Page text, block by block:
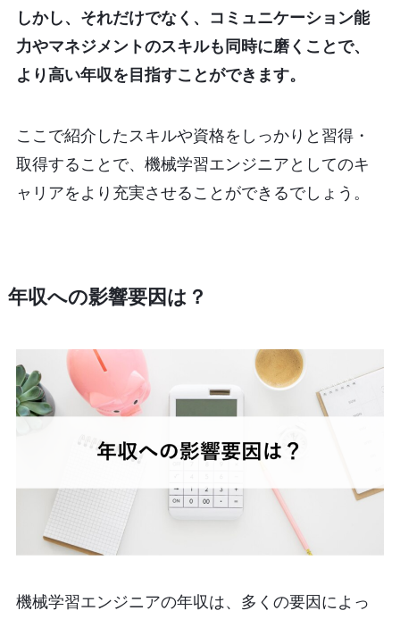
しかし、それだけでなく、コミュニケーション能
力やマネジメントのスキルも同時に磨くことで、
より高い年収を目指すことができます。
ここで紹介したスキルや資格をしっかりと習得・
取得することで、機械学習エンジニアとしてのキ
ャリアをより充実させることができるでしょう。
年収への影響要因は？
機械学習エンジニアの年収は、多くの要因によっ